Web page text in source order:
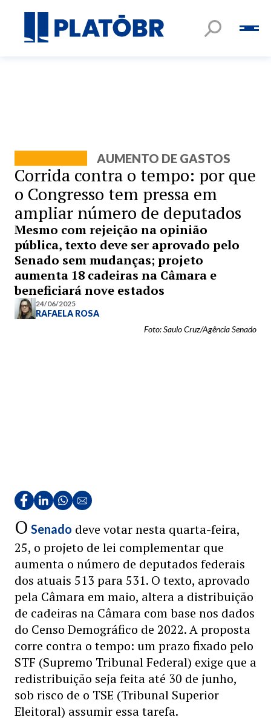
AUMENTO DE GASTOS
Corrida contra o tempo: por que
o Congresso tem pressa em
ampliar número de deputados
Mesmo com rejeição na opinião
pública, texto deve ser aprovado pelo
Senado sem mudanças; projeto
aumenta 18 cadeiras na Câmara e
beneficiará nove estados
24/06/2025
RAFAELA ROSA
Foto: Saulo Cruz/Agência Senado
O Senado deve votar nesta quarta-feira,
25, o projeto de lei complementar que
aumenta o número de deputados federais
dos atuais 513 para 531. O texto, aprovado
pela Câmara em maio, altera a distribuição
de cadeiras na Câmara com base nos dados
do Censo Demográfico de 2022. A proposta
corre contra o tempo: um prazo fixado pelo
STF (Supremo Tribunal Federal) exige que a
redistribuição seja feita até 30 de junho,
sob risco de o TSE (Tribunal Superior
Eleitoral) assumir essa tarefa.